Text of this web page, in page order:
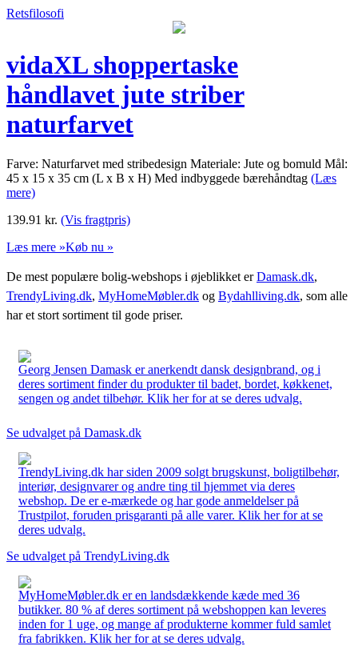
Retsfilosofi
vidaXL shoppertaske
håndlavet jute striber
naturfarvet
Farve: Naturfarvet med stribedesign Materiale: Jute og bomuld Mål:
45 x 15 x 35 cm (L x B x H) Med indbyggede bærehåndtag (Læs
mere)
139.91 kr. (Vis fragtpris)
Læs mere »Køb nu »
De mest populære bolig-webshops i øjeblikket erDamask.dk,
TrendyLiving.dk, MyHomeMøbler.dk og Bydahlliving.dk, som alle
har et stort sortiment til gode priser.
Georg Jensen Damask er anerkendt dansk designbrand, og i
deres sortiment finder du produkter til badet, bordet, køkkenet,
sengen og andet tilbehør. Klik her for at se deres udvalg.
Se udvalget på Damask.dk
TrendyLiving.dk har siden 2009 solgt brugskunst, boligtilbehør,
interiør, designvarer og andre ting til hjemmet via deres
webshop. De er e-mærkede og har gode anmeldelser på
Trustpilot, foruden prisgaranti på alle varer. Klik her for at se
deres udvalg.
Se udvalget på TrendyLiving.dk
MyHomeMøbler.dk er en landsdækkende kæde med 36
butikker. 80 % af deres sortiment på webshoppen kan leveres
inden for 1 uge, og mange af produkterne kommer fuld samlet
fra fabrikken. Klik her for at se deres udvalg.